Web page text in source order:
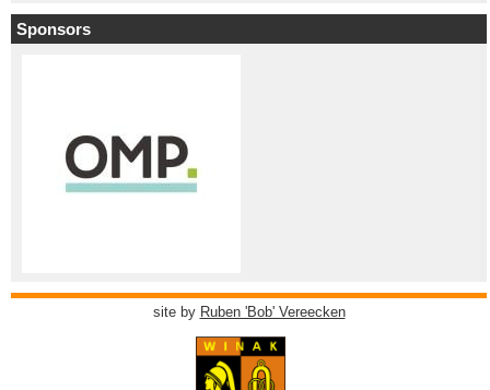
Sponsors
site by Ruben 'Bob' Vereecken